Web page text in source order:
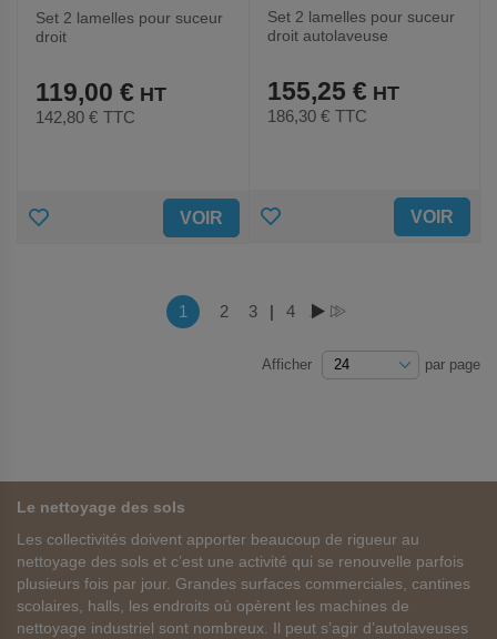
Set 2 lamelles pour suceur
droit
119,00 €
142,80 € TTC
AJOUTER VOIR
Set 2 lamelles pour suceur
droit autolaveuse
155,25 €
186,30 € TTC
AJOUTER VOIR
PageVous lisez actuellement la page
1 Page
2 Page
3 | Page
4
Afficher par page
Le nettoyage des sols
Les collectivités doivent apporter beaucoup de rigueur au
nettoyage des sols et c’est une activité qui se renouvelle parfois
plusieurs fois par jour. Grandes surfaces commerciales, cantines
scolaires, halls, les endroits où opèrent les machines de
nettoyage industriel sont nombreux. Il peut s’agir d’autolaveuses